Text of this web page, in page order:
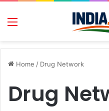
Menu
Home / Drug Network
Drug